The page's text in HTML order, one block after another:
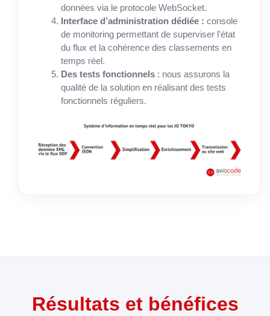
données via le protocole WebSocket.
Interface d’administration dédiée : console
de monitoring permettant de superviser l’état
du flux et la cohérence des classements en
temps réel.
Des tests fonctionnels : nous assurons la
qualité de la solution en réalisant des tests
fonctionnels réguliers.
Résultats et bénéfices